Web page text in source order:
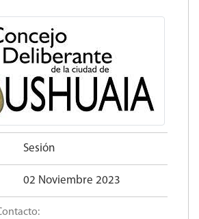
Sesión
02 Noviembre 2023